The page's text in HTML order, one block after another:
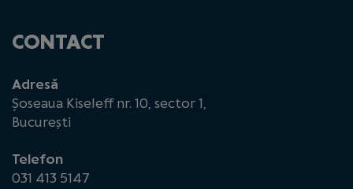
CONTACT
Adresă
Șoseaua Kiseleff nr. 10, sector 1,
București
Telefon
031 413 5147